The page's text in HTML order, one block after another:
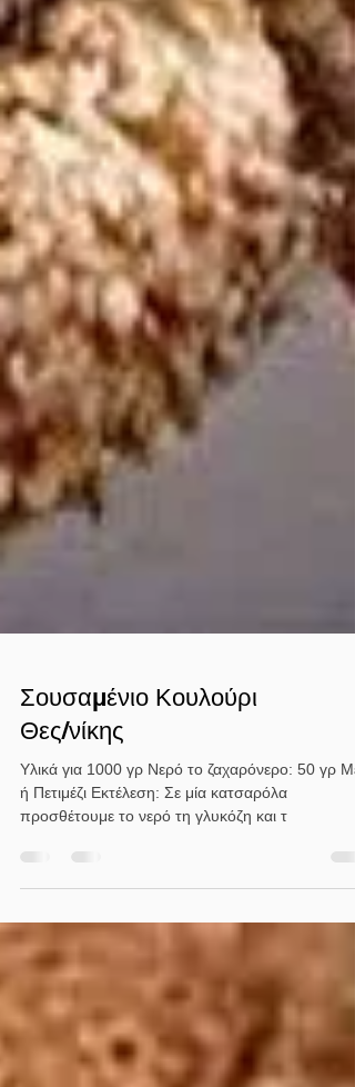
Σουσαμένιο Κουλούρι
Θες/νίκης
Υλικά για 1000 γρ Νερό το ζαχαρόνερο: 50 γρ Μέλι